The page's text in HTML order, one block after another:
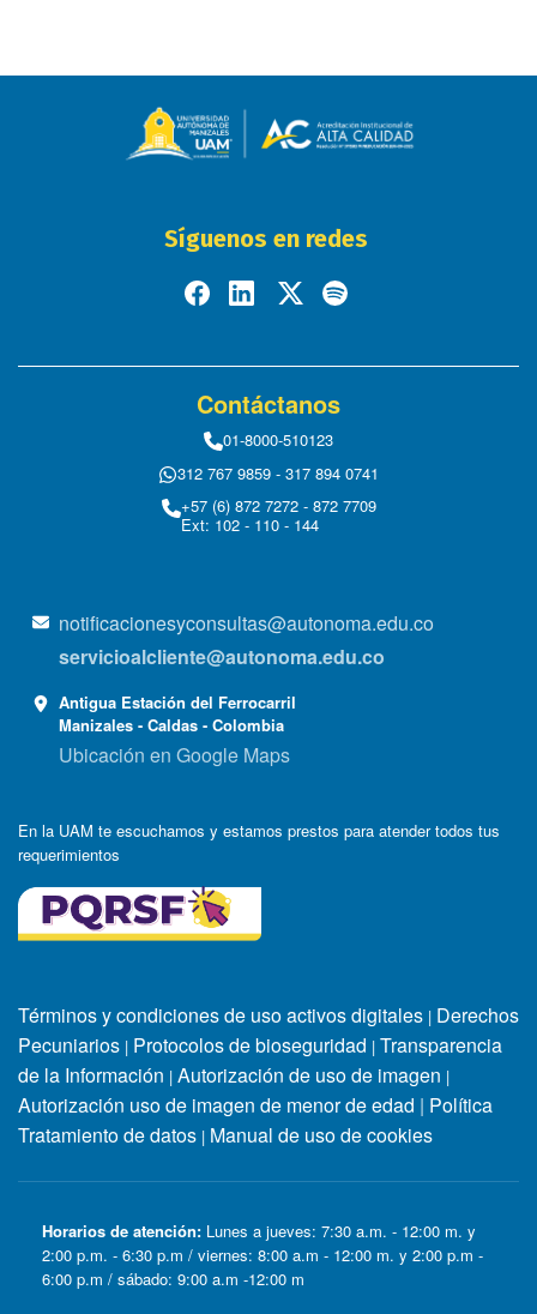
Síguenos en redes
Contáctanos
01-8000-510123
312 767 9859 - 317 894 0741
+57 (6) 872 7272 - 872 7709
Ext: 102 - 110 - 144
notificacionesyconsultas@autonoma.edu.co
servicioalcliente@autonoma.edu.co
Antigua Estación del Ferrocarril
Manizales - Caldas - Colombia
Ubicación en Google Maps
En la UAM te escuchamos y estamos prestos para atender todos tus
requerimientos
Términos y condiciones de uso activos digitales | Derechos
Pecuniarios | Protocolos de bioseguridad | Transparencia
de la Información | Autorización de uso de imagen |
Autorización uso de imagen de menor de edad | Política
Tratamiento de datos | Manual de uso de cookies
Horarios de atención: Lunes a jueves: 7:30 a.m. - 12:00 m. y
2:00 p.m. - 6:30 p.m / viernes: 8:00 a.m - 12:00 m. y 2:00 p.m -
6:00 p.m / sábado: 9:00 a.m -12:00 m